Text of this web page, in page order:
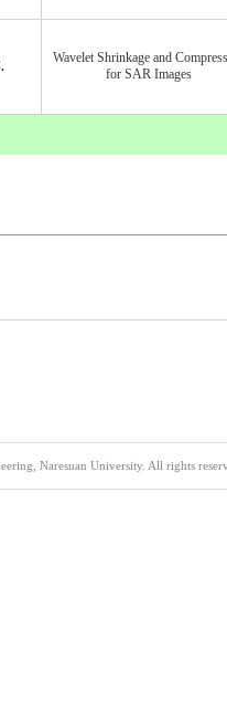
Wavelet Shrinkage and
for SAR Images
Naresuan University. All rights